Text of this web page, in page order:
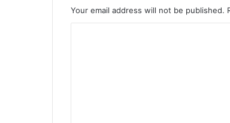
Your email address will not be published.